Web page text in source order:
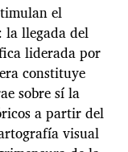
el
la llegada del
liderada por
constituye
sobre sí la
a partir del
visual